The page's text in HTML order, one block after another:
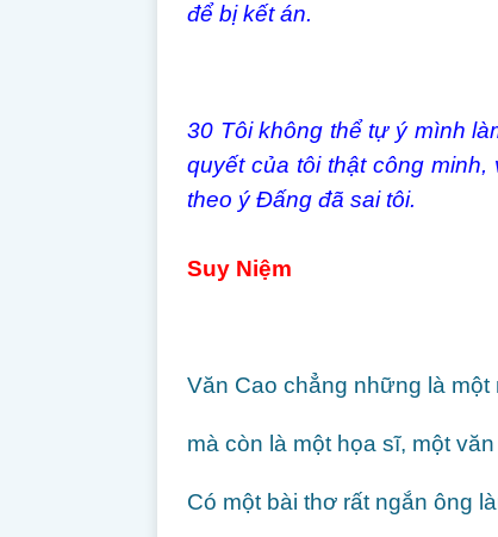
để bị kết án.
30 Tôi không thể tự ý mình
quyết của tôi thật công
theo ý Đấng đã sai tôi.
Suy Niệm
Văn Cao chẳng những là một
mà còn là một họa sĩ, một
Có một bài thơ rất ngắn ông